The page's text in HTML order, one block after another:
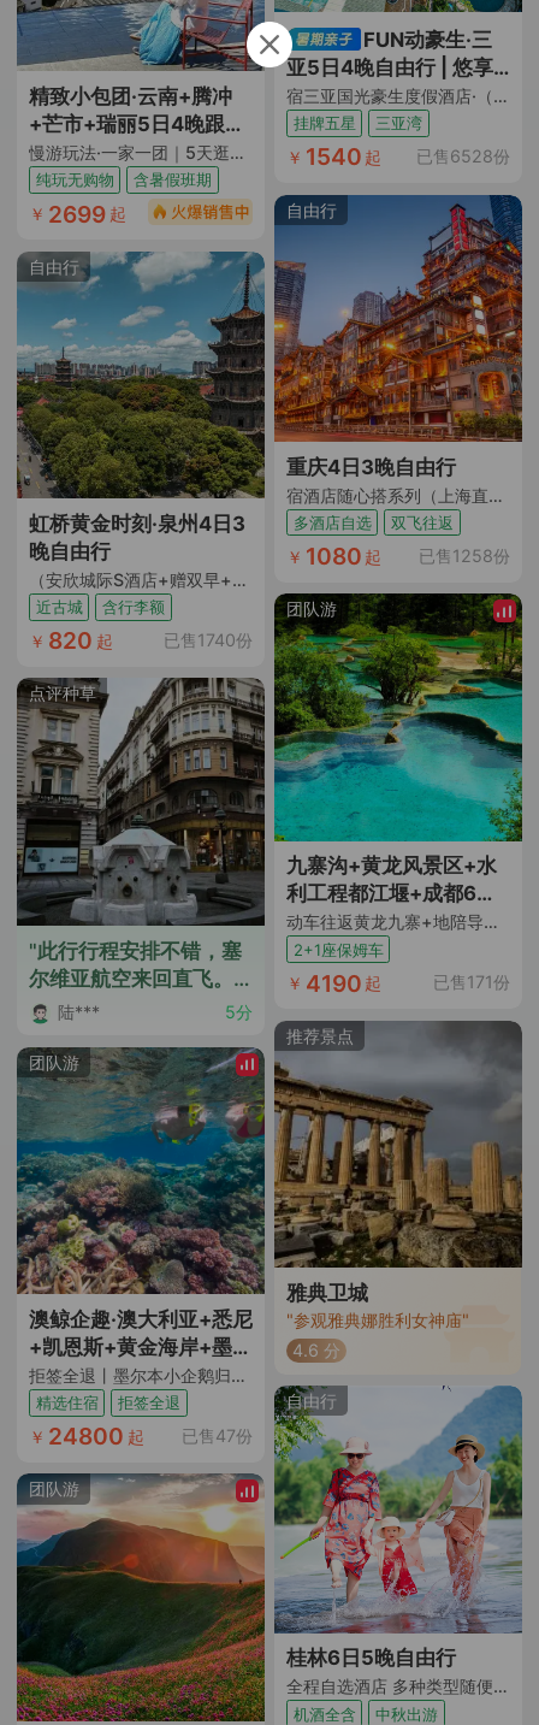
精致小包团·云南+腾冲
+芒市+瑞丽5日4晚跟团
游
慢游玩法·一家一团｜5天逛遍3座城｜吃遍5大特色餐5大地道小吃｜5大核心地标景点全覆盖｜ 缅式洗头+马帮烤茶+田园咖啡｜逛市井夜市｜一日自由活动随心逛｜1晚4钻酒店+升级1晚温泉酒店+2晚和顺温泉民宿｜特色伴手礼｜纯玩0购物0车销｜全程透明无隐形店
纯玩无购物 含暑假班期
￥ 2699 起
自由行
虹桥黄金时刻·泉州4日3
晚自由行
（安欣城际S酒店+赠双早+地理位置优越邻美食街+近古城开元寺+含托运行李额）
近古城 含行李额
￥ 820 起 已售1740份
点评种草
"此行行程安排不错，塞
尔维亚航空来回直飞。
领队兼导游王云十分出
对景点熟悉，对当地风
土人情了解，并能切实
解决吃喝玩乐过程中遇
到的诸多问题。住宿真
好，除了四星酒店，还
有两夜正儿八经五星级
酒店。车也舒适，司机
友善尽责。总之，此行
是值得的！"
陆*** 5分
团队游
澳鲸企趣·澳大利亚+悉尼
+凯恩斯+黄金海岸+墨尔
本10日跟团游
拒签全退丨墨尔本小企鹅归巢+悉尼出海观鲸/游船晚餐+凯恩斯大堡礁+天堂农庄抱考拉合照+歌剧院入内及中文讲解+蓝山公园国家公园+热带雨林水陆战车+黄金海岸直升机+打卡大洋路十二使徒岩丨精选酒店+升级2晚五钻+赠WiFi+旅游险
精选住宿 拒签全退
￥ 24800 起 已售47份
团队游
FUN动豪生·三
亚5日4晚自由行 | 悠享
慢活假期
宿三亚国光豪生度假酒店·（含双早+免税店折扣券及班车）
挂牌五星 三亚湾
￥ 1540 起 已售6528份
自由行
重庆4日3晚自由行
宿酒店随心搭系列（上海直飞重庆 酒店任选3晚连住｜多酒店多房型可选）
多酒店自选 双飞往返
￥ 1080 起 已售1258份
团队游
九寨沟+黄龙风景区+水
利工程都江堰+成都6日
跟团游
动车往返黄龙九寨+地陪导游陪同 DIY行程二选一 行程2+1座保姆车 全程入住网评5钻酒店+2晚连住九寨沟沟口
2+1座保姆车
￥ 4190 起 已售171份
推荐景点
雅典卫城
"参观雅典娜胜利女神庙"
4.6 分
自由行
桂林6日5晚自由行
全程自选酒店 多种类型随便选 桂林阳朔随心选
机酒全含 中秋出游